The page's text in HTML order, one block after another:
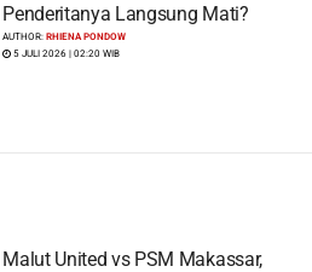
Penderitanya Langsung Mati?
AUTHOR:RHIENA PONDOW
5 JULI 2026 | 02:20 WIB
Malut United vs PSM Makassar,